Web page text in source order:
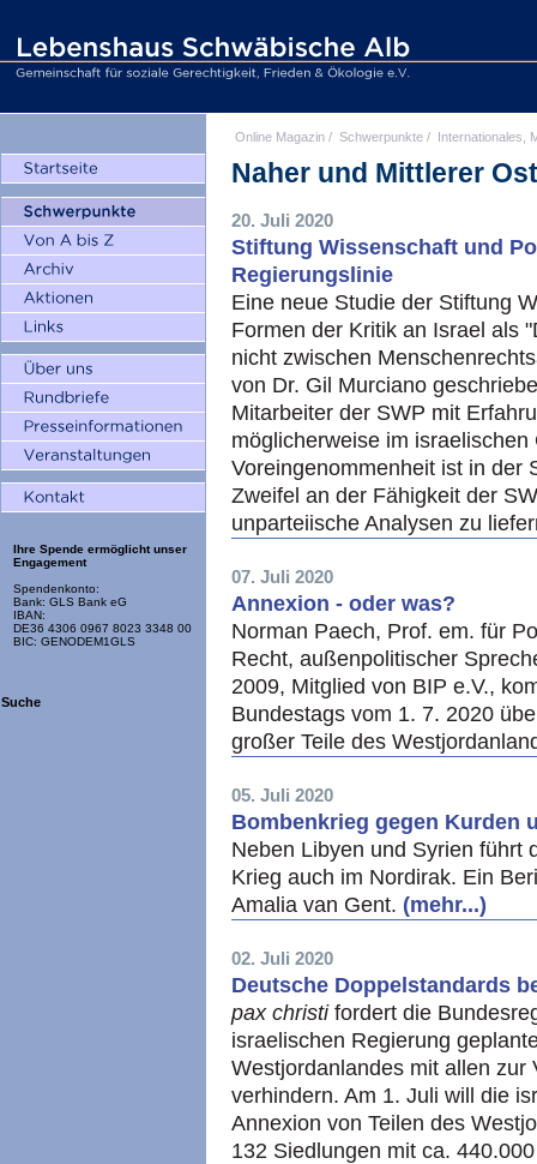
Ihre Spende ermöglicht unser
Engagement
Spendenkonto:
Bank: GLS Bank eG
IBAN:
DE36 4306 0967 8023 3348 00
BIC: GENODEM1GLS
Suche
Online Magazin / Schwerpunkte / Internationales,
Naher und Mittlerer
20. Juli 2020
Stiftung Wissenschaft und
Regierungslinie
Eine neue Studie der Stiftung
Formen der Kritik an Israel als
nicht zwischen
von Dr. Gil Murciano
Mitarbeiter der SWP mit
möglicherweise im
Voreingenommenheit ist in der
Zweifel an der Fähigkeit der
unparteiische Analysen zu
07. Juli 2020
Annexion - oder was?
Norman Paech, Prof. em. für
Recht, außenpolitischer
2009, Mitglied von BIP e.V.,
Bundestags vom 1. 7. 2020
großer Teile des
05. Juli 2020
Bombenkrieg gegen Kurden
Neben Libyen und Syrien führt
Krieg auch im Nordirak. Ein
Amalia van Gent. (mehr...)
02. Juli 2020
Deutsche Doppelstandards
pax christifordert die
israelischen Regierung
Westjordanlandes mit allen zur
verhindern. Am 1. Juli will die
Annexion von Teilen des
132 Siedlungen mit ca.